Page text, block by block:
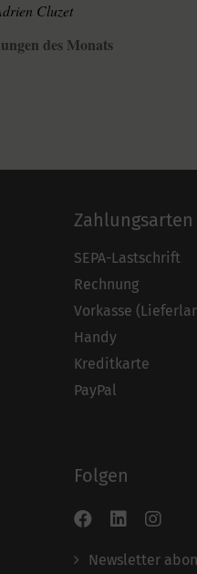
Cluzet
des Monats
SEPA-Lastschrift
Rechnung
Vorkasse
Handy
Kreditkarte
PayPal
Folgen
Newsletter